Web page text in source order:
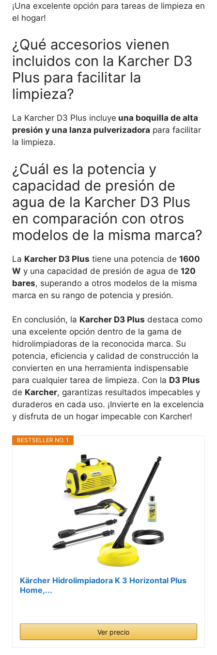
¡Una excelente opción para tareas de limpieza en
el hogar!
¿Qué accesorios vienen
incluidos con la Karcher D3
Plus para facilitar la
limpieza?
La Karcher D3 Plus incluye una boquilla de alta
presión y una lanza pulverizadora para facilitar
la limpieza.
¿Cuál es la potencia y
capacidad de presión de
agua de la Karcher D3 Plus
en comparación con otros
modelos de la misma marca?
La Karcher D3 Plus tiene una potencia de 1600
W y una capacidad de presión de agua de 120
bares, superando a otros modelos de la misma
marca en su rango de potencia y presión.
En conclusión, la Karcher D3 Plus destaca como
una excelente opción dentro de la gama de
hidrolimpiadoras de la reconocida marca. Su
potencia, eficiencia y calidad de construcción la
convierten en una herramienta indispensable
para cualquier tarea de limpieza. Con la D3 Plus
de Karcher, garantizas resultados impecables y
duraderos en cada uso. ¡Invierte en la excelencia
y disfruta de un hogar impecable con Karcher!
BESTSELLER NO. 1
Kärcher Hidrolimpiadora K 3 Horizontal Plus
Home,...
Ver precio